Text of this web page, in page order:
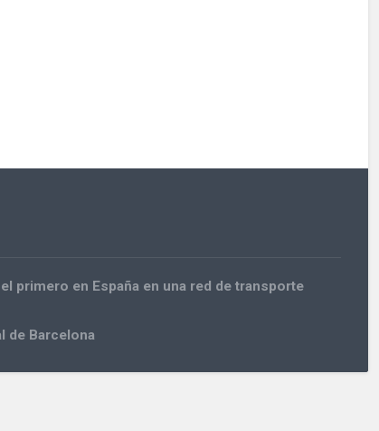
primero en España en una red de transporte
de Barcelona